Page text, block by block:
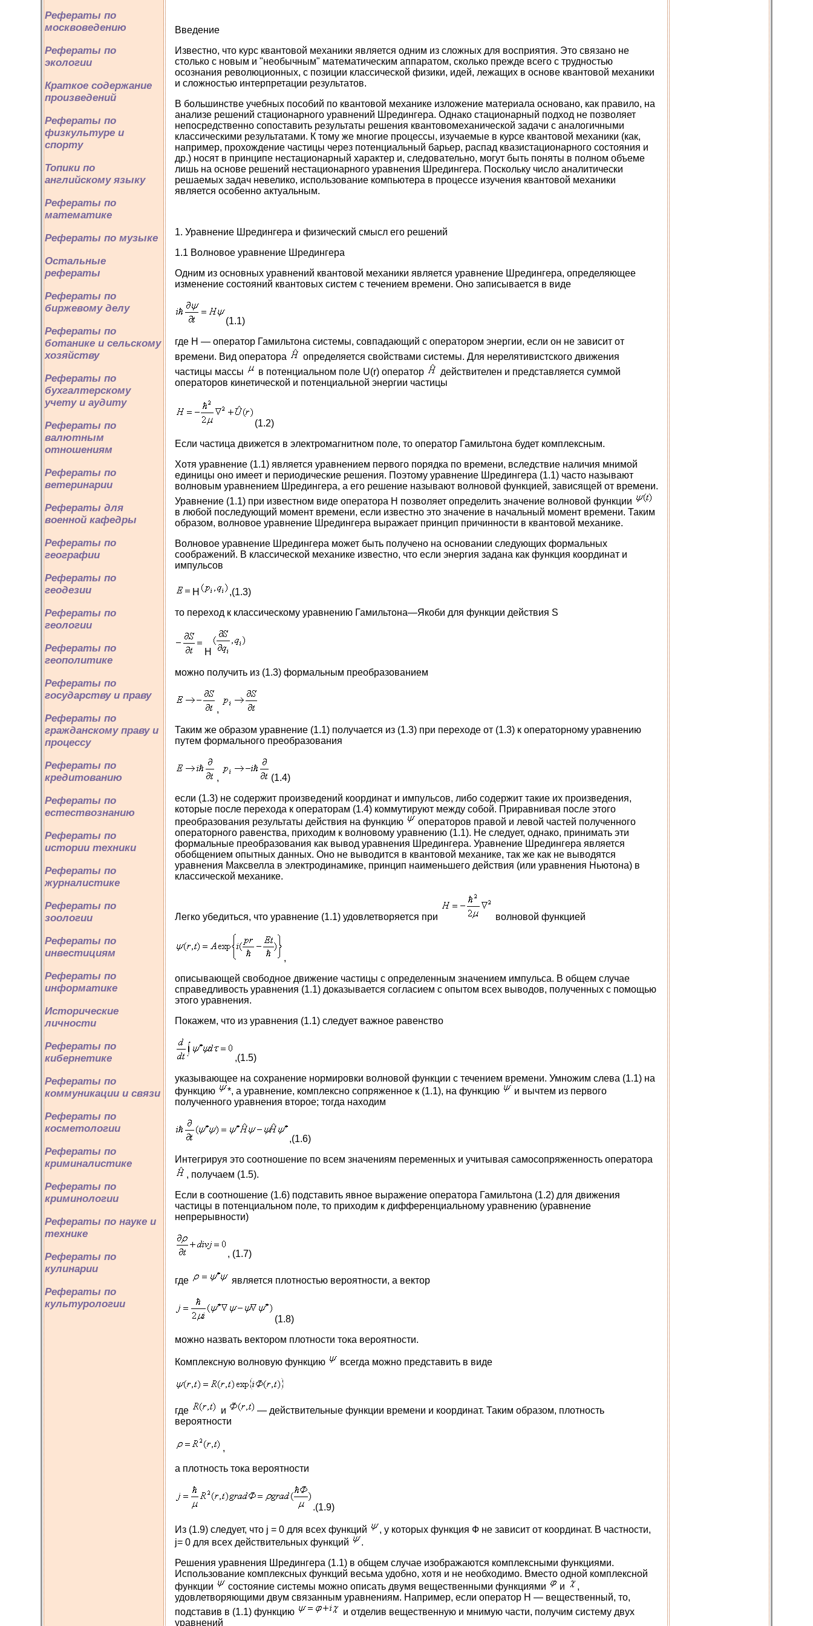
Рефераты по
москвоведению
Рефераты по
экологии
Краткое содержание
произведений
Рефераты по
физкультуре и
спорту
Топики по
английскому языку
Рефераты по
математике
Рефераты по музыке
Остальные
рефераты
Рефераты по
биржевому делу
Рефераты по
ботанике и сельскому
хозяйству
Рефераты по
бухгалтерскому
учету и аудиту
Рефераты по
валютным
отношениям
Рефераты по
ветеринарии
Рефераты для
военной кафедры
Рефераты по
географии
Рефераты по
геодезии
Рефераты по
геологии
Рефераты по
геополитике
Рефераты по
государству и праву
Рефераты по
гражданскому праву и
процессу
Рефераты по
кредитованию
Рефераты по
естествознанию
Рефераты по
истории техники
Рефераты по
журналистике
Рефераты по
зоологии
Рефераты по
инвестициям
Рефераты по
информатике
Исторические
личности
Рефераты по
кибернетике
Рефераты по
коммуникации и связи
Рефераты по
косметологии
Рефераты по
криминалистике
Рефераты по
криминологии
Рефераты по науке и
технике
Рефераты по
кулинарии
Рефераты по
культурологии
Введение
Известно, что курс квантовой механики является одним из сложных для восприятия. Это связано не
столько с новым и "необычным" математическим аппаратом, сколько прежде всего с трудностью
осознания революционных, с позиции классической физики, идей, лежащих в основе квантовой механики
и сложностью интерпретации результатов.
В большинстве учебных пособий по квантовой механике изложение материала основано, как правило, на
анализе решений стационарного уравнений Шредингера. Однако стационарный подход не позволяет
непосредственно сопоставить результаты решения квантовомеханической задачи с аналогичными
классическими результатами. К тому же многие процессы, изучаемые в курсе квантовой механики (как,
например, прохождение частицы через потенциальный барьер, распад квазистационарного состояния и
др.) носят в принципе нестационарный характер и, следовательно, могут быть поняты в полном объеме
лишь на основе решений нестационарного уравнения Шредингера. Поскольку число аналитически
решаемых задач невелико, использование компьютера в процессе изучения квантовой механики
является особенно актуальным.
1. Уравнение Шредингера и физический смысл его решений
1.1 Волновое уравнение Шредингера
Одним из основных уравнений квантовой механики является уравнение Шредингера, определяющее
изменение состояний квантовых систем с течением времени. Оно записывается в виде
(1.1)
где Н — оператор Гамильтона системы, совпадающий с оператором энергии, если он не зависит от
времени. Вид оператора
определяется свойствами системы. Для нерелятивистского движения
частицы массы
в потенциальном поле U(r) оператор
действителен и представляется суммой
операторов кинетической и потенциальной энергии частицы
(1.2)
Если частица движется в электромагнитном поле, то оператор Гамильтона будет комплексным.
Хотя уравнение (1.1) является уравнением первого порядка по времени, вследствие наличия мнимой
единицы оно имеет и периодические решения. Поэтому уравнение Шредингера (1.1) часто называют
волновым уравнением Шредингера, а его решение называют волновой функцией, зависящей от времени.
Уравнение (1.1) при известном виде оператора Н позволяет определить значение волновой функции
в любой последующий момент времени, если известно это значение в начальный момент времени. Таким
образом, волновое уравнение Шредингера выражает принцип причинности в квантовой механике.
Волновое уравнение Шредингера может быть получено на основании следующих формальных
соображений. В классической механике известно, что если энергия задана как функция координат и
импульсов
H
,(1.3)
то переход к классическому уравнению Гамильтона—Якоби для функции действия S
H
можно получить из (1.3) формальным преобразованием
,
Таким же образом уравнение (1.1) получается из (1.3) при переходе от (1.3) к операторному уравнению
путем формального преобразования
,
(1.4)
если (1.3) не содержит произведений координат и импульсов, либо содержит такие их произведения,
которые после перехода к операторам (1.4) коммутируют между собой. Приравнивая после этого
преобразования результаты действия на функцию
операторов правой и левой частей полученного
операторного равенства, приходим к волновому уравнению (1.1). Не следует, однако, принимать эти
формальные преобразования как вывод уравнения Шредингера. Уравнение Шредингера является
обобщением опытных данных. Оно не выводится в квантовой механике, так же как не выводятся
уравнения Максвелла в электродинамике, принцип наименьшего действия (или уравнения Ньютона) в
классической механике.
Легко убедиться, что уравнение (1.1) удовлетворяется при волновой функцией
,
описывающей свободное движение частицы с определенным значением импульса. В общем случае
справедливость уравнения (1.1) доказывается согласием с опытом всех выводов, полученных с помощью
этого уравнения.
Покажем, что из уравнения (1.1) следует важное равенство
,(1.5)
указывающее на сохранение нормировки волновой функции с течением времени. Умножим слева (1.1) на
функцию
*, a уравнение, комплексно сопряженное к (1.1), на функцию
и вычтем из первого
полученного уравнения второе; тогда находим
,(1.6)
Интегрируя это соотношение по всем значениям переменных и учитывая самосопряженность оператора
, получаем (1.5).
Если в соотношение (1.6) подставить явное выражение оператора Гамильтона (1.2) для движения
частицы в потенциальном поле, то приходим к дифференциальному уравнению (уравнение
непрерывности)
, (1.7)
где является плотностью вероятности, а вектор
(1.8)
можно назвать вектором плотности тока вероятности.
Комплексную волновую функцию всегда можно представить в виде
где и
— действительные функции времени и координат. Таким образом, плотность
вероятности
,
а плотность тока вероятности
.(1.9)
Из (1.9) следует, что j = 0 для всех функций
, у которых функция Ф не зависит от координат. В частности,
j= 0 для всех действительных функций
.
Решения уравнения Шредингера (1.1) в общем случае изображаются комплексными функциями.
Использование комплексных функций весьма удобно, хотя и не необходимо. Вместо одной комплексной
функции
состояние системы можно описать двумя вещественными функциями и
,
удовлетворяющими двум связанным уравнениям. Например, если оператор Н — вещественный, то,
подставив в (1.1) функцию
и отделив вещественную и мнимую части, получим систему двух
уравнений